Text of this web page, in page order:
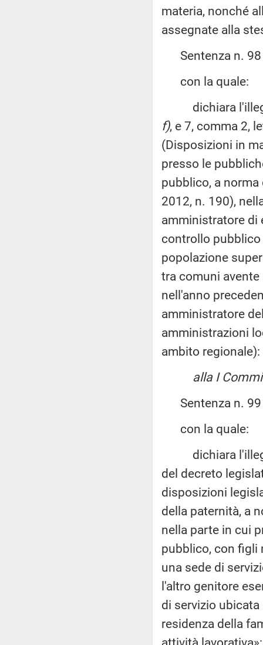
materia, nonché
assegnate alla
Sentenza n. 98
con la quale:
dichiara
f), e 7, comma 2,
(Disposizioni in
presso le
pubblico, a
2012, n. 190),
amministratore di
controllo pubblico
popolazione
tra comuni
nell'anno
amministratore
amministrazioni
ambito regionale):
alla I
Sentenza n. 99
con la quale:
dichiara
del decreto
disposizioni
della paternità, a
nella parte in cui
pubblico, con figli
una sede di
l'altro genitore
di servizio
residenza della